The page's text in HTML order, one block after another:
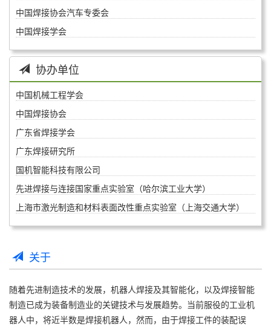
中国焊接协会汽车专委会
中国焊接学会
协办单位
中国机械工程学会
中国焊接协会
广东省焊接学会
广东焊接研究所
国机智能科技有限公司
先进焊接与连接国家重点实验室（哈尔滨工业大学）
上海市激光制造和材料表面改性重点实验室（上海交通大学）
关于
随着先进制造技术的发展，机器人焊接及其智能化，以及焊接智能
制造已成为装备制造业的关键技术与发展趋势。当前服役的工业机
器人中，将近半数是焊接机器人，然而，由于焊接工件的装配误